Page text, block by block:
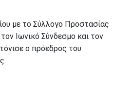
με το Σύλλογο Προστασίας
Ιωνικό Σύνδεσμο και τον
ο πρόεδρος του